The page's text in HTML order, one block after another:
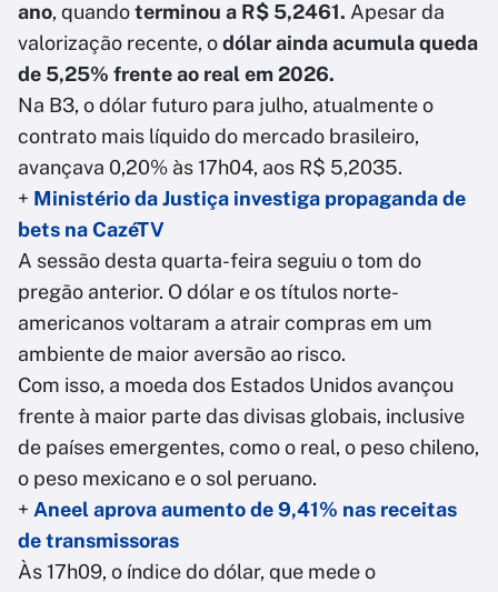
ano, quandoterminou a R$ 5,2461. Apesar da
valorização recente, odólar ainda acumula queda
de 5,25% frente ao real em 2026.
Na B3, o dólar futuro para julho, atualmente o
contrato mais líquido do mercado brasileiro,
avançava 0,20% às 17h04, aos R$ 5,2035.
+ Ministério da Justiça investiga propaganda de
bets na CazéTV
A sessão desta quarta-feira seguiu o tom do
pregão anterior. O dólar e os títulos norte-
americanos voltaram a atrair compras em um
ambiente de maior aversão ao risco.
Com isso, a moeda dos Estados Unidos avançou
frente à maior parte das divisas globais, inclusive
de países emergentes, como o real, o peso chileno,
o peso mexicano e o sol peruano.
+ Aneel aprova aumento de 9,41% nas receitas
de transmissoras
Às 17h09, o índice do dólar, que mede o